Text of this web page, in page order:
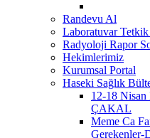
Randevu Al
Laboratuvar Tetkik
Radyoloji Rapor
Hekimlerimiz
Kurumsal Portal
Haseki Sağlık
12-18 Nisan
ÇAKAL
Meme Ca